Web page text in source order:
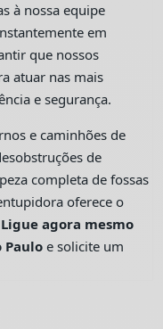
à nossa equipe
em
que nossos
atuar nas mais
e segurança.
e caminhões de
de
completa de fossas
oferece o
Ligue agora mesmo
Pauloe solicite um